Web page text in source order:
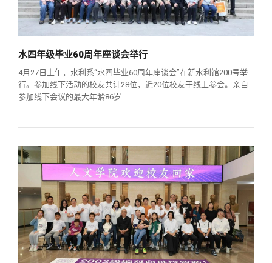
水四年级毕业60周年座谈会举行
4月27日上午，水利系“水四毕业60周年座谈会”在新水利馆200号举
行。参加线下活动的校友共计28位，近20位校友于线上参会。亲自
参加线下会议的最大年龄86岁...